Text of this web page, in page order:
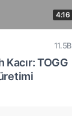
4:16
11.5B
TOGG